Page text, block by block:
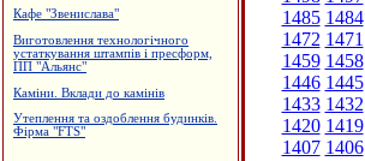
Кафе "Звенислава"
Виготовлення технологічного
устаткування штампів і пресформ,
ПП "Альянс"
Каміни. Вклади до камінів
Утеплення та оздоблення будинків.
Фірма "FTS"
1485 1484
1472 1471
1459 1458
1446 1445
1433 1432
1420 1419
1407 1406